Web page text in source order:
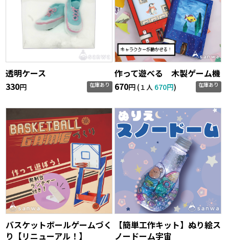
透明ケース
330円 在庫あり
作って遊べる 木製ゲーム機
670円 (１人 670円) 在庫あり
バスケットボールゲームづく
り【リニューアル！】
【簡単工作キット】ぬり絵ス
ノードーム宇宙